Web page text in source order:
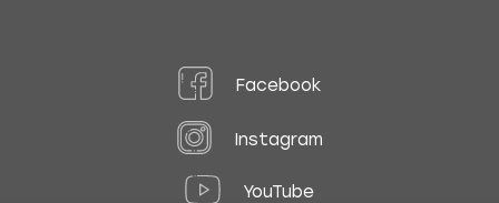
Facebook
Instagram
YouTube